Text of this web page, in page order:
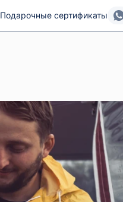
Подарочные сертификаты